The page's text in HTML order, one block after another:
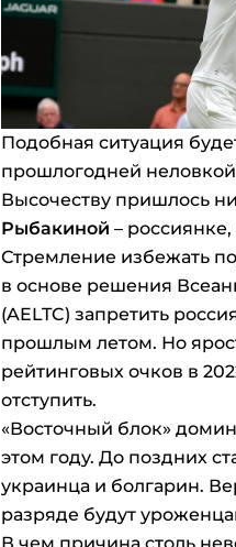
Подобная ситуация
прошлогодней
Высочеству пришлось
Рыбакиной –
Стремление избежать
в основе решения
(AELTC) запретить
прошлым летом. Но
рейтинговых очков в
отступить.
«Восточный блок»
этом году. До поздних
украинца и болгарин.
разряде будут